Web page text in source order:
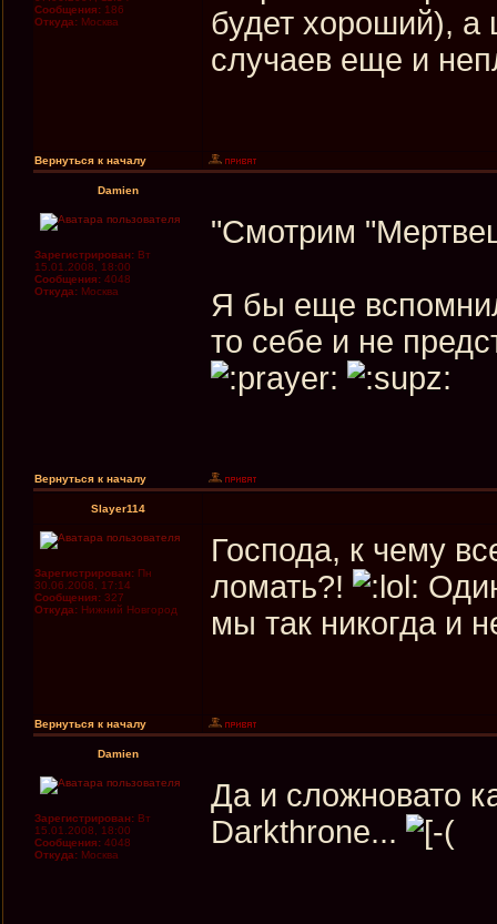
Сообщения: 186
Откуда: Москва
будет хороший),
случаев еще и
Вернуться к началу
Damien
Зарегистрирован: Вт
15.01.2008, 18:00
Сообщения: 4048
Откуда: Москва
"Смотрим
Я бы еще
то себе и не
Вернуться к началу
Slayer114
Зарегистрирован: Пн
30.06.2008, 17:14
Сообщения: 327
Откуда: Нижний Новгород
Господа, к чему
ломать?!
мы так никогда и
Вернуться к началу
Damien
Зарегистрирован: Вт
15.01.2008, 18:00
Сообщения: 4048
Откуда: Москва
Да и сложновато
Darkthrone...